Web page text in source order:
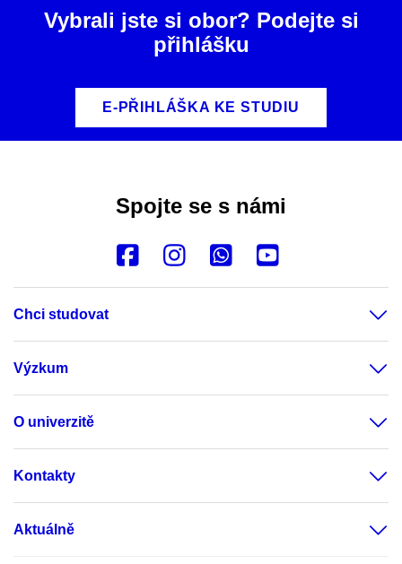
Vybrali jste si obor? Podejte si
přihlášku
E-PŘIHLÁŠKA KE STUDIU
Spojte se s námi
Chci studovat
Výzkum
O univerzitě
Kontakty
Aktuálně